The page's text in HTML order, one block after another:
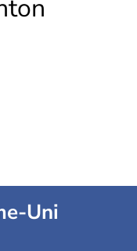
Uni